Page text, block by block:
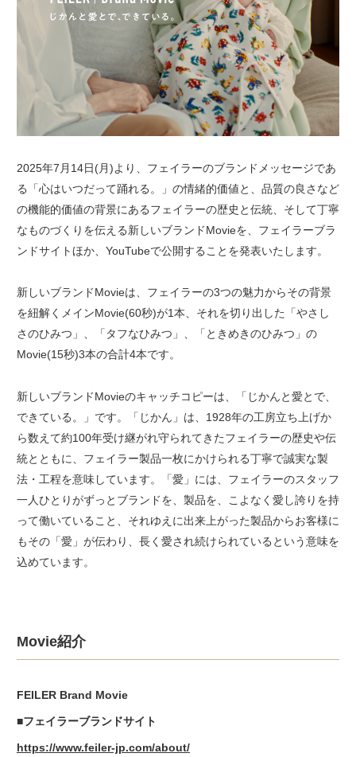
2025年7月14日(月)より、フェイラーのブランドメッセージであ
る「心はいつだって踊れる。」の情緒的価値と、品質の良さなど
の機能的価値の背景にあるフェイラーの歴史と伝統、そして丁寧
なものづくりを伝える新しいブランドMovieを、フェイラーブラ
ンドサイトほか、YouTubeで公開することを発表いたします。
新しいブランドMovieは、フェイラーの3つの魅力からその背景
を紐解くメインMovie(60秒)が1本、それを切り出した「やさし
さのひみつ」、「タフなひみつ」、「ときめきのひみつ」の
Movie(15秒)3本の合計4本です。
新しいブランドMovieのキャッチコピーは、「じかんと愛とで、
できている。」です。「じかん」は、1928年の工房立ち上げか
ら数えて約100年受け継がれ守られてきたフェイラーの歴史や伝
統とともに、フェイラー製品一枚にかけられる丁寧で誠実な製
法・工程を意味しています。「愛」には、フェイラーのスタッフ
一人ひとりがずっとブランドを、製品を、こよなく愛し誇りを持
って働いていること、それゆえに出来上がった製品からお客様に
もその「愛」が伝わり、長く愛され続けられているという意味を
込めています。
Movie紹介
FEILER Brand Movie
■フェイラーブランドサイト
https://www.feiler-jp.com/about/